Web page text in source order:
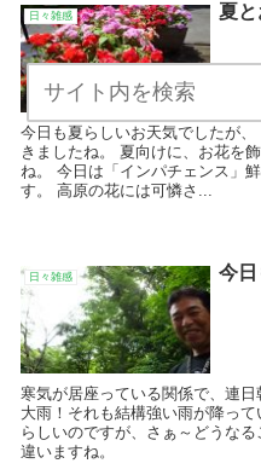
日々雑感 夏と
今日も夏らしいお天気でしたが
きましたね。 夏向けに、お花を
ね。 今日は「インパチェンス」
す。 高原の花には可憐さ...
日々雑感 今日
寒気が居座っている関係で、連
大雨！それも結構強い雨が降っ
らしいのですが、さぁ～どうな
違いますね。